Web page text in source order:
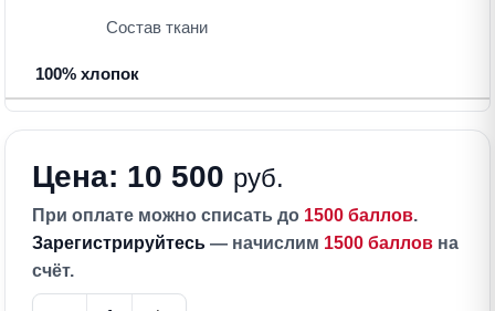
Состав ткани
100% хлопок
Цена: 10 500 руб.
При оплате можно списать до 1500 баллов.
Зарегистрируйтесь — начислим 1500 баллов на
счёт.